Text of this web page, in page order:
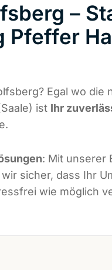
–
Pfeffer
Egal wo die
ist Ihr
: Mit unserer
sicher, dass Ihr
wie möglich